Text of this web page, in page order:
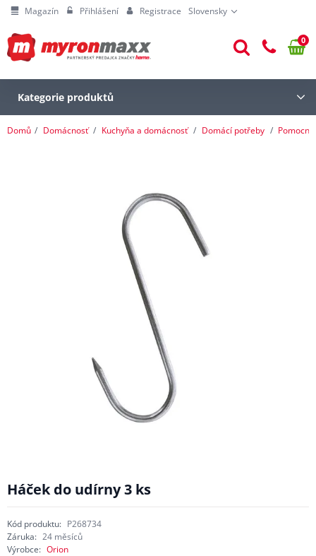
Magazín Přihlášení Registrace Slovensky
0
Kategorie produktů
Domů Domácnosť Kuchyňa a domácnosť Domácí potřeby
Háček do udírny 3 ks
Kód produktu: P268734
Záruka: 24 měsíců
Výrobce: Orion